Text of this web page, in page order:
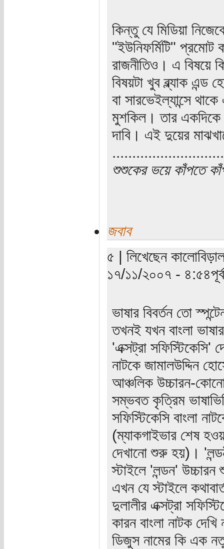
কিন্তু যে মিডিয়া
"ইউনিফর্মিটি" প্রমোট
রাজনীতিও। এ বিষয়ে
বিষয়টা খুব ব্ল্যাক এন্ড
বা সারভেইল্যান্সে
মুশকিল। তার একদিকে
দাবি। এই দুয়ের
শুশুকের ভয়ে কাঁপতে
জবাব
৫ | লিখেছেন
১৭/১১/২০০৭ -
ভাষার বিবর্তন তো
তখনই যখন বাংলা
'এক্সট্রা সফিস্টিকেসি'
নাটকে জামালউদ্দিন
আঞ্চলিক উচ্চারন-
সম্ভবত কৃত্রিম
সফিস্টিকেসি বাংলা
(ম্যাকগাইভার শেষ
দেখানো শুরু হয়)।
স্টাইলে 'লন্ডন'
এখন যে স্টাইলে
দুলালীর এক্সট্রা
কারন বাংলা নাটক
ডিজুস নামের কি এক